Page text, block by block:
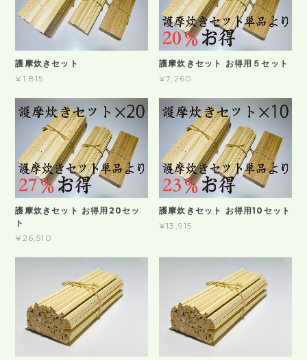
護摩炊きセット
¥1,815
護摩炊きセット お得用５セット
¥7,260
護摩炊きセット お得用20セッ
ト
¥26,510
護摩炊きセット お得用10セット
¥13,915